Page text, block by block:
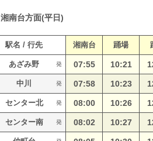
湘南台方面(平日)
駅名 / 行先 湘南台 踊場
あざみ野 発 07:55 10:21
中川 発 07:58 10:23
センター北 発 08:00 10:26
センター南 発 08:02 10:27